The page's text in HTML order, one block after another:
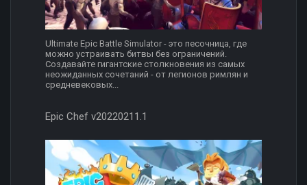
Ultimate Epic Battle Simulator - это песочница, где
можно устраивать битвы без ограничений.
Создавайте гигантские столкновения из самых
неожиданных сочетаний - от легионов римлян и
средневековых...
Epic Chef v20220211.1